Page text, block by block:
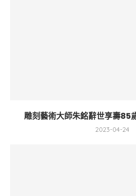
雕刻藝術大師朱銘辭世享壽
2023-04-24